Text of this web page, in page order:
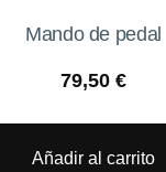
Mando de pedal
79,50 €
Añadir al carrito